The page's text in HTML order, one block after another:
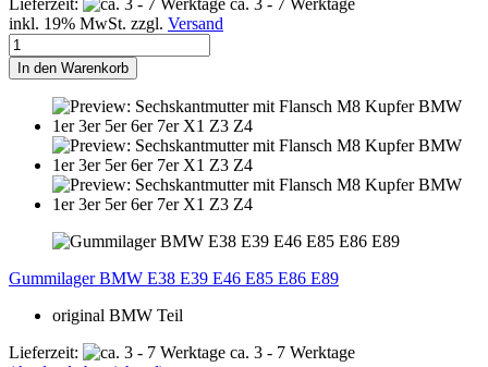
inkl. 19% MwSt. zzgl. Versand
In den Warenkorb
Gummilager BMW E38 E39 E46 E85 E86 E89
original BMW Teil
Lieferzeit:
ca. 3 - 7 Werktage